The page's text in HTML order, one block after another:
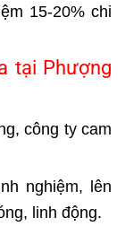
15-20% chi
tại Phượng
công ty cam
nghiệm, lên
linh động.